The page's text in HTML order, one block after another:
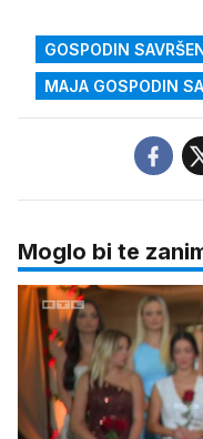
GOSPODIN
MAJA GOSPODIN
Moglo bi te